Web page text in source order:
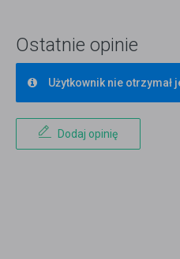
Ostatnie opinie
Użytkownik nie otrzymał
Dodaj opinię